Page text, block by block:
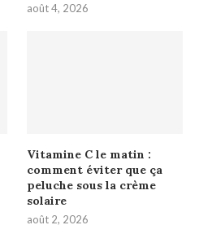
août 4, 2026
Vitamine C le matin :
comment éviter que ça
peluche sous la crème
solaire
août 2, 2026